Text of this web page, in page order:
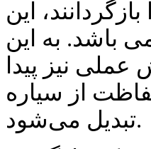
این
باشد. به این
نیز پیدا
از سیاره
تبدیل می‌شود.